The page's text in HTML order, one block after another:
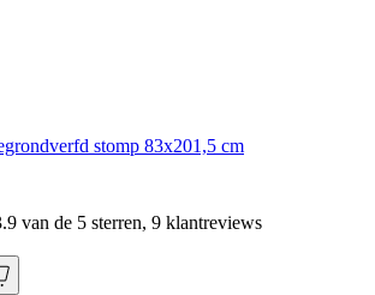
stomp 83x201,5 cm
van de 5 sterren, 9 klantreviews